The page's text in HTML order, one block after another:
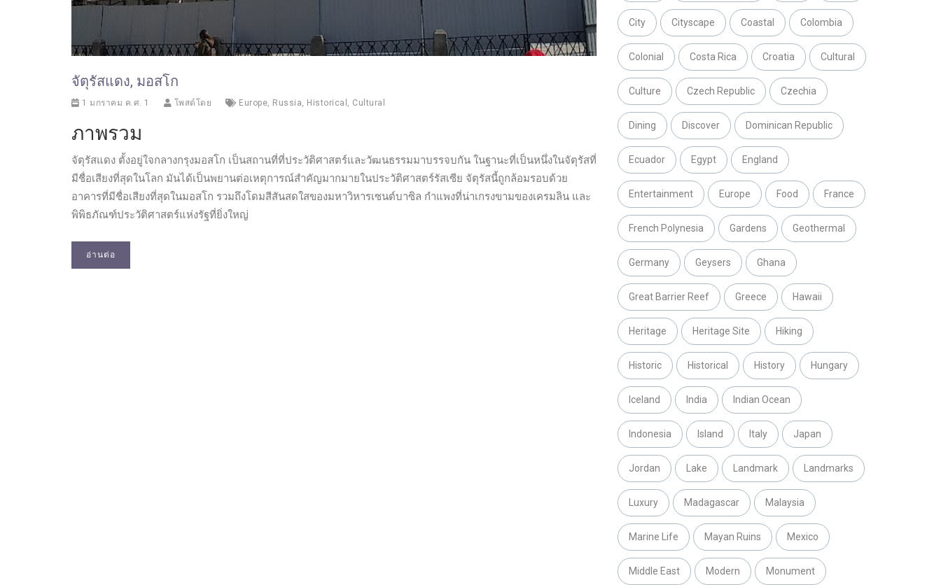
จัตุรัสแดง, มอสโก
1 มกราคม ค.ศ. 1 โพสต์โดย Europe, Russia, Historical , Cultural
ภาพรวม
จัตุรัสแดง ตั้งอยู่ใจกลางกรุงมอสโก เป็นสถานที่ที่ประวัติศาสตร์และวัฒนธรรมมาบรรจบกัน ในฐานะที่เป็นหนึ่งในจัตุรัสที่
มีชื่อเสียงที่สุดในโลก มันได้เป็นพยานต่อเหตุการณ์สำคัญมากมายในประวัติศาสตร์รัสเซีย จัตุรัสนี้ถูกล้อมรอบด้วย
อาคารที่มีชื่อเสียงที่สุดในมอสโก รวมถึงโดมสีสันสดใสของมหาวิหารเซนต์บาซิล กำแพงที่น่าเกรงขามของเครมลิน และ
พิพิธภัณฑ์ประวัติศาสตร์แห่งรัฐที่ยิ่งใหญ่
อ่านต่อ
City Cityscape Coastal Colombia
Colonial Costa Rica Croatia Cultural
Culture Czech Republic Czechia
Dining Discover Dominican Republic
Ecuador Egypt England
Entertainment Europe Food France
French Polynesia Gardens Geothermal
Germany Geysers Ghana
Great Barrier Reef Greece Hawaii
Heritage Heritage Site Hiking
Historic Historical History Hungary
Iceland India Indian Ocean
Indonesia Island Italy Japan
Jordan Lake Landmark Landmarks
Luxury Madagascar Malaysia
Marine Life Mayan Ruins Mexico
Middle East Modern Monument